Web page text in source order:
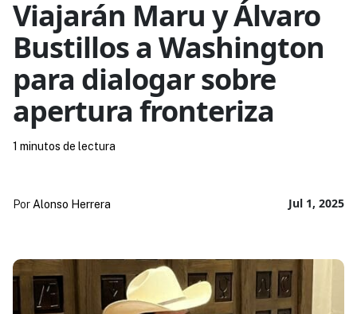
Viajarán Maru y Álvaro
Bustillos a Washington
para dialogar sobre
apertura fronteriza
Jul 1, 2025
Por Alonso Herrera
1 minutos de lectura